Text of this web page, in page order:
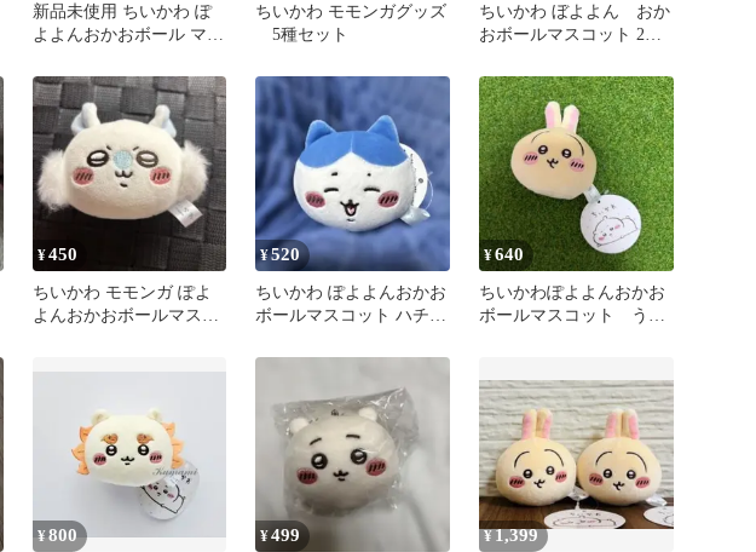
新品未使用 ちいかわ ぽ
よよんおかおボール マス
み
ちいかわ モモンガグッズ
5種セット
ちいかわ ぼよよん おか
おボールマスコット 2種
¥450
ちいかわ モモンガ ぽよ
よんおかおボールマスコ
¥520
ちいかわ ぽよよんおかお
ボールマスコット ハチワ
¥640
ちいかわぽよよんおかお
ボールマスコット うさ
¥800 ¥499 ¥1,399